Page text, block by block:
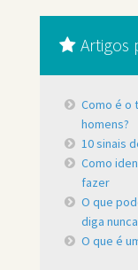
Artigos
Como é o
homens?
10 sinais
Como
fazer
O que
diga nunca
O que é